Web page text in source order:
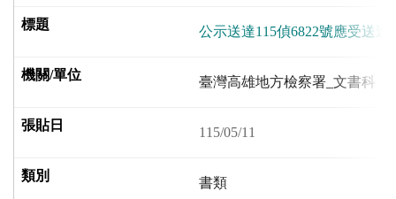
公示送達115偵6822號應受送
臺灣高雄地方檢察署_文書科
115/05/11
書類